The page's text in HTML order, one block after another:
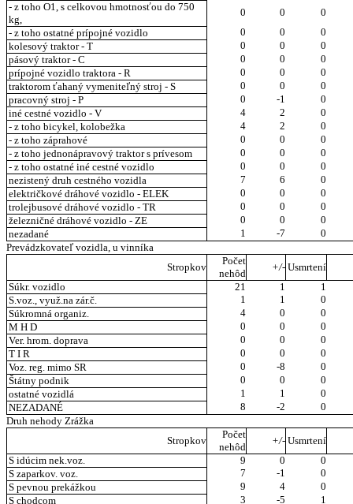
- z toho O1, s celkovou hmotnosťou do 750
kg,
0 0
0
- z toho ostatné prípojné vozidlo
0 0
0
kolesový traktor - T
0 0
0
pásový traktor - C
0 0
0
prípojné vozidlo traktora - R
0 0
0
traktorom ťahaný vymeniteľný stroj - S
0 0
0
pracovný stroj - P
0 -1
0
iné cestné vozidlo - V
4 2
0
- z toho bicykel, kolobežka
4 2
0
- z toho záprahové
0 0
0
- z toho jednonápravový traktor s prívesom
0 0
0
- z toho ostatné iné cestné vozidlo
0 0
0
nezistený druh cestného vozidla
7 6
0
električkové dráhové vozidlo - ELEK
0 0
0
trolejbusové dráhové vozidlo - TR
0 0
0
železničné dráhové vozidlo - ZE
0 0
0
nezadané
1 -7
0
Prevádzkovateľ vozidla, u vinníka
Stropkov
Počet
nehôd
+/- Usmrtení
Súkr. vozidlo
21 1
1
S.voz., využ.na zár.č.
1 1
0
Súkromná organiz.
4 0
0
M H D
0 0
0
Ver. hrom. doprava
0 0
0
T I R
0 0
0
Voz. reg. mimo SR
0 -8
0
Štátny podnik
0 0
0
ostatné vozidlá
1 1
0
NEZADANÉ
8 -2
0
Druh nehody Zrážka
Stropkov
Počet
nehôd
+/- Usmrtení
S idúcim nek.voz.
9 0
0
S zaparkov. voz.
7 -1
0
S pevnou prekážkou
9 4
0
S chodcom
3 -5 1